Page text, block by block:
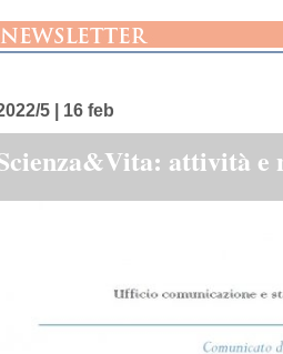
5 | 16 feb
attività e